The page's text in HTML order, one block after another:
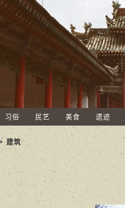
习俗 民艺 美食 遗迹
建筑